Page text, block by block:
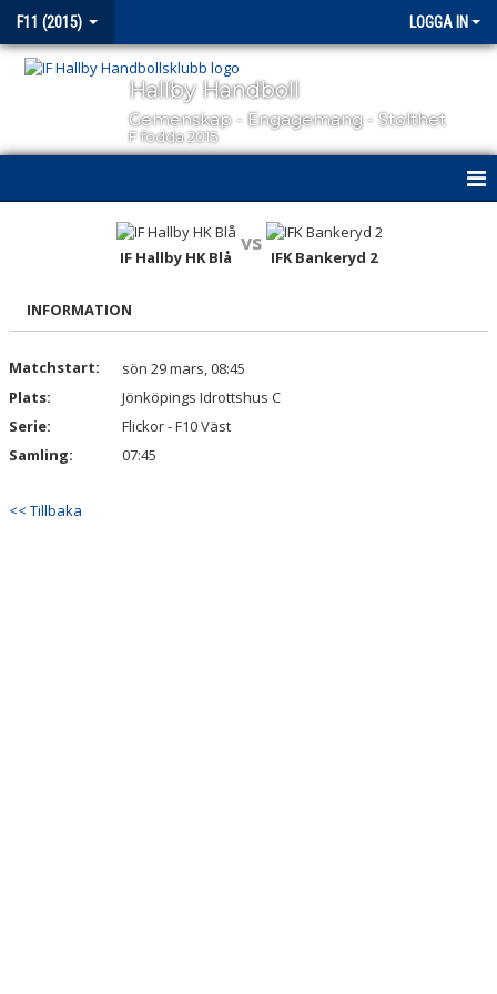
F11 (2015) LOGGA IN
Hallby Handboll
Gemenskap - Engagemang - Stolthet
F födda 2015
KALENDER
MATCHER
BILDGALLERI
DOKUMENT
IF Hallby HK Blå
vs
IFK Bankeryd 2
INFORMATION
Matchstart:
sön 29 mars, 08:45
Plats:
Jönköpings Idrottshus C
Serie:
Flickor - F10 Väst
Samling:
07:45
<< Tillbaka